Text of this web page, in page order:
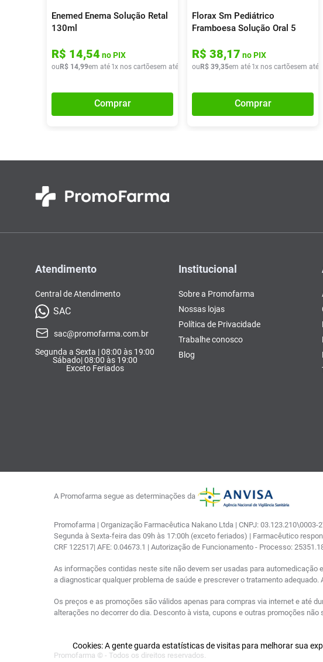
Enemed Enema Solução Retal
130ml
R$ 14,54 no PIX
ou R$ 14,99em até 1x nos cartõesem até x deR$ 14,99
Comprar
Florax Sm Pediátrico
Framboesa Solução Oral 5
R$ 38,17 no PIX
ou R$ 39,35em até 1x nos cartõesem até
Comprar
Cookies: A gente guarda estatísticas de visitas para melhorar sua
Atendimento
Central de Atendimento
SAC
sac@promofarma.com.br
Segunda a Sexta | 08:00 às 19:00
Sábado| 08:00 às 19:00
Exceto Feriados
Institucional
Sobre a Promofarma
Nossas lojas
Política de Privacidade
Trabalhe conosco
Blog
A Promofarma segue as determinações da
Promofarma | Organização Farmacêutica Nakano Ltda | CNPJ:
Segunda à Sexta-feira das 09h às 17:00h (exceto feriados) | Farmacêutico
CRF 122517| AFE: 0.04673.1 | Autorização de Funcionamento - Processo:
As informações contidas neste site não devem ser usadas para
a diagnosticar qualquer problema de saúde e prescrever o tratamento
Os preços e as promoções são válidos apenas para compras via internet e até
alterações no decorrer do dia. Desconto à vista, cupons e outras promoções não
Promofarma © - Todos os direitos reservados.